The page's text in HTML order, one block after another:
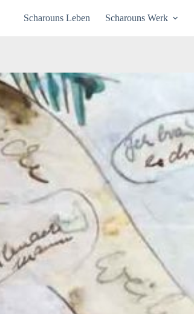
Scharouns Leben Scharouns Werk